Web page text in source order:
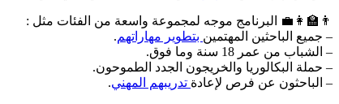
👨‍🏫👩‍💼 البرنامج موجه لمجموعة واسعة من الفئات مثل :
– جميع الباحثين المهتمين بتطوير مهاراتهم.
– الشباب من عمر 18 سنة وما فوق.
– حملة البكالوريا والخريجون الجدد الطموحون.
– الباحثون عن فرص لإعادة تدريبهم المهني.